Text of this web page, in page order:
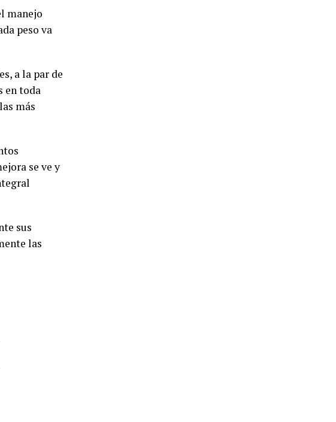
manejo
peso va
a la par de
en toda
más
se ve y
sus
las